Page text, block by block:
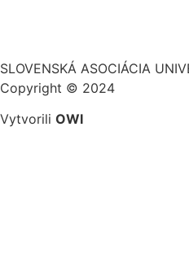
SLOVENSKÁ ASOCIÁCIA
Copyright © 2024
Vytvorili OWI